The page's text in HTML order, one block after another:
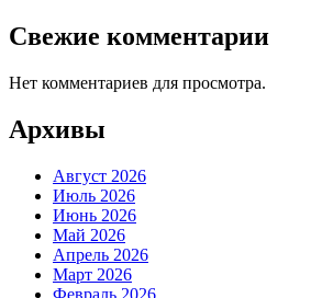
Свежие комментарии
Нет комментариев для просмотра.
Архивы
Август 2026
Июль 2026
Июнь 2026
Май 2026
Апрель 2026
Март 2026
Февраль 2026